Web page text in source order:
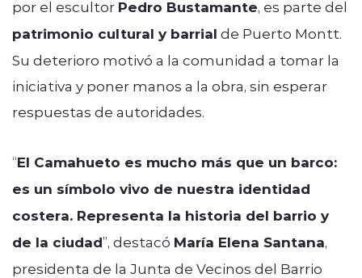
por el escultor Pedro Bustamante, es parte del
patrimonio cultural y barrial de Puerto Montt.
Su deterioro motivó a la comunidad a tomar la
iniciativa y poner manos a la obra, sin esperar
respuestas de autoridades.
“El Camahueto es mucho más que un barco:
es un símbolo vivo de nuestra identidad
costera. Representa la historia del barrio y
de la ciudad”, destacó María Elena Santana,
presidenta de la Junta de Vecinos del Barrio